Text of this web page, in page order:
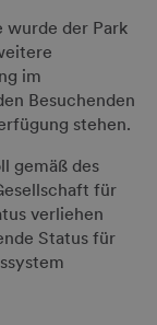
wurde der Park
im
Besuchenden
stehen.
gemäß des
für
verliehen
Status für